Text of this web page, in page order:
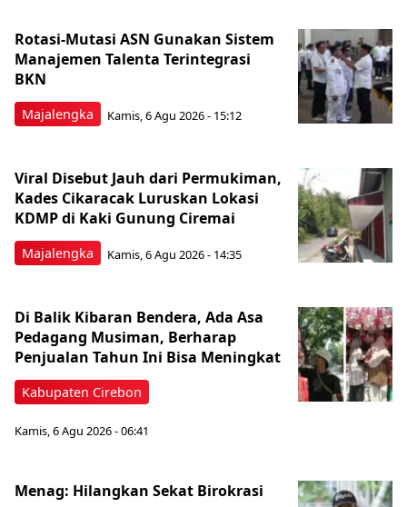
Majalengka
Rotasi-Mutasi ASN Gunakan Sistem
Manajemen Talenta Terintegrasi
BKN
Kamis, 6 Agu 2026 - 15:12
Majalengka
Viral Disebut Jauh dari Permukiman,
Kades Cikaracak Luruskan Lokasi
KDMP di Kaki Gunung Ciremai
Kamis, 6 Agu 2026 - 14:35
Kabupaten Cirebon
Di Balik Kibaran Bendera, Ada Asa
Pedagang Musiman, Berharap
Penjualan Tahun Ini Bisa Meningkat
Kamis, 6 Agu 2026 - 06:41
Menag: Hilangkan Sekat Birokrasi